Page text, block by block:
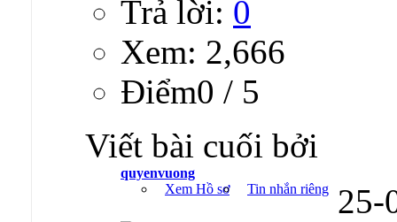
Trả lời: 0
Xem: 2,666
Ðiểm0 / 5
Viết bài cuối bởi
quyenvuong
Xem Hồ sơ
Tin nhắn riêng 25-